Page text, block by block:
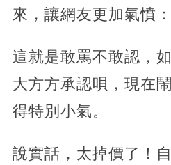
來，讓網友更加氣憤：
這就是敢罵不敢認，
大方方承認唄，現在
得特別小氣。
說實話，太掉價了！